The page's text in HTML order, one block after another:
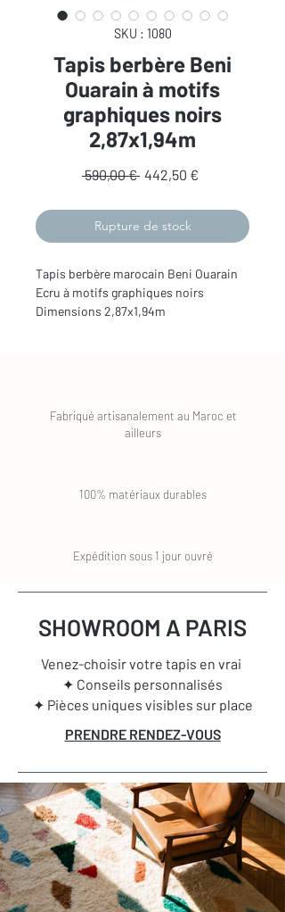
SKU : 1080
Tapis berbère Beni
Ouarain à motifs
graphiques noirs
2,87x1,94m
590,00 € Prix
442,50 €
Rupture de stock
Tapis berbère marocain Beni Ouarain
Ecru à motifs graphiques noirs
Dimensions 2,87x1,94m
Fabriqué artisanalement au Maroc et
ailleurs
100% matériaux durables
Expédition sous 1 jour ouvré
SHOWROOM A PARIS
Venez-choisir votre tapis en vrai
✦ Conseils personnalisés
✦ Pièces uniques visibles sur place
PRENDRE RENDEZ-VOUS